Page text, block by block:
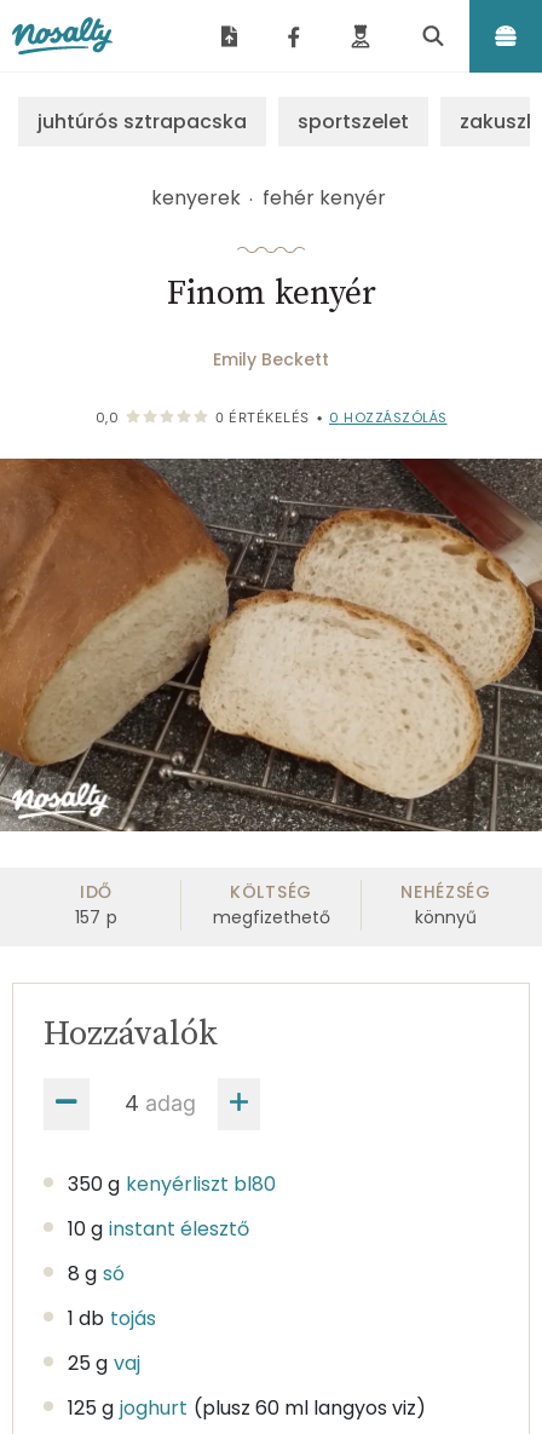
juhtúrós sztrapacska sportszelet
kenyerek fehér kenyér
Finom kenyér
Emily Beckett
0,0 0 ÉRTÉKELÉS • 0 HOZZÁSZÓLÁS
IDŐ
157 p
KÖLTSÉG
megfizethető
NEHÉZSÉG
könnyű
adag
Hozzávalók
350 g kenyérliszt bl80
10 g instant élesztő
8 g só
1 db tojás
25 g vaj
125 g joghurt (plusz 60 ml langyos viz)